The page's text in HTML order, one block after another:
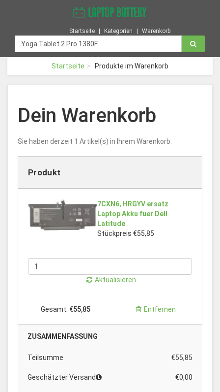
Startseite Kategorien Warenkorb
Startseite Produkte im Warenkorb
Dein Warenkorb
Sie haben derzeit 1 Artikel(s) in Ihrem Warenkorb.
Produkt
7CXN6, HRGYV ersatz
Laptop Akku fuer Dell
Latitude
Stückpreis €55,85
Aktualisieren
Gesamt: €55,85 Entfernen
ZUSAMMENFASSUNG
Teilsumme €55,85
Geschätzter Versand €0,00